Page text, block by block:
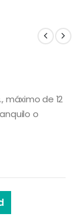
máximo de 12
o